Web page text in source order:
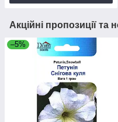
Акційні пропозиції та
–5%